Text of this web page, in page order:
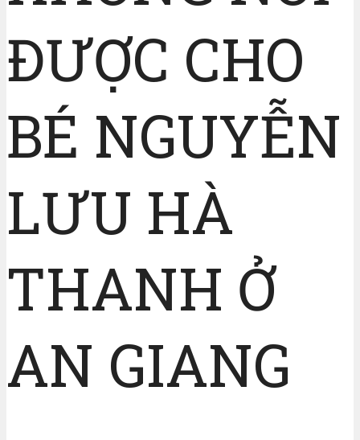
ĐƯỢC CHO
BÉ NGUYỄN
LƯU HÀ
THANH Ở
AN GIANG